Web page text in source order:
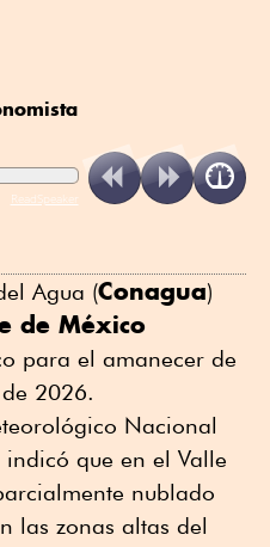
ReadSpeaker
Agua (Conagua)
de México
para el amanecer de
2026.
Nacional
que en el Valle
nublado
las zonas altas del